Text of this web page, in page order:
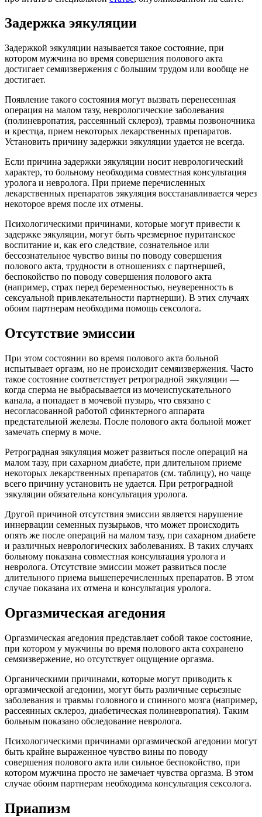
Задержка эякуляции
Задержкой эякуляции называется такое состояние, при
котором мужчина во время совершения полового акта
достигает семяизвержения с большим трудом или вообще не
достигает.
Появление такого состояния могут вызвать перенесенная
операция на малом тазу, неврологические заболевания
(полиневропатия, рассеянный склероз), травмы позвоночника
и крестца, прием некоторых лекарственных препаратов.
Установить причину задержки эякуляции удается не всегда.
Если причина задержки эякуляции носит неврологический
характер, то больному необходима совместная консультация
уролога и невролога. При приеме перечисленных
лекарственных препаратов эякуляция восстанавливается через
некоторое время после их отмены.
Психологическими причинами, которые могут привести к
задержке эякуляции, могут быть чрезмерное пуританское
воспитание и, как его следствие, сознательное или
бессознательное чувство вины по поводу совершения
полового акта, трудности в отношениях с партнершей,
беспокойство по поводу совершения полового акта
(например, страх перед беременностью, неуверенность в
сексуальной привлекательности партнерши). В этих случаях
обоим партнерам необходима помощь сексолога.
Отсутствие эмиссии
При этом состоянии во время полового акта больной
испытывает оргазм, но не происходит семяизвержения. Часто
такое состояние соответствует ретроградной эякуляции —
когда сперма не выбрасывается из мочеиспускательного
канала, а попадает в мочевой пузырь, что связано с
несогласованной работой сфинктерного аппарата
предстательной железы. После полового акта больной может
замечать сперму в моче.
Ретроградная эякуляция может развиться после операций на
малом тазу, при сахарном диабете, при длительном приеме
некоторых лекарственных препаратов (см. таблицу), но чаще
всего причину установить не удается. При ретроградной
эякуляции обязательна консультация уролога.
Другой причиной отсутствия эмиссии является нарушение
иннервации семенных пузырьков, что может происходить
опять же после операций на малом тазу, при сахарном диабете
и различных неврологических заболеваниях. В таких случаях
больному показана совместная консультация уролога и
невролога. Отсутствие эмиссии может развиться после
длительного приема вышеперечисленных препаратов. В этом
случае показана их отмена и консультация уролога.
Оргазмическая агедония
Оргазмическая агедония представляет собой такое состояние,
при котором у мужчины во время полового акта сохранено
семяизвержение, но отсутствует ощущение оргазма.
Органическими причинами, которые могут приводить к
оргазмической агедонии, могут быть различные серьезные
заболевания и травмы головного и спинного мозга (например,
рассеянных склероз, диабетическая полиневропатия). Таким
больным показано обследование невролога.
Психологическими причинами оргазмической агедонии могут
быть крайне выраженное чувство вины по поводу
совершения полового акта или сильное беспокойство, при
котором мужчина просто не замечает чувства оргазма. В этом
случае обоим партнерам необходима консультация сексолога.
Приапизм